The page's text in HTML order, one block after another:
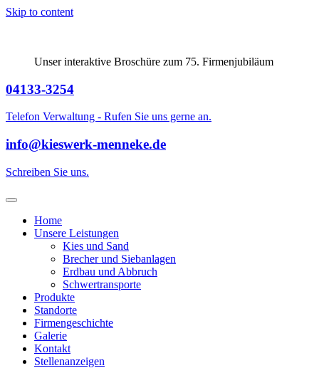
Skip to content
Unser interaktive Broschüre zum 75. Firmenjubiläum
04133-3254
Telefon Verwaltung - Rufen Sie uns gerne an.
info@kieswerk-menneke.de
Schreiben Sie uns.
Home
Unsere Leistungen
Kies und Sand
Brecher und Siebanlagen
Erdbau und Abbruch
Schwertransporte
Produkte
Standorte
Firmengeschichte
Galerie
Kontakt
Stellenanzeigen